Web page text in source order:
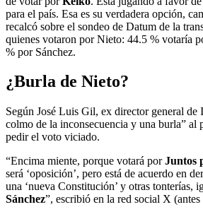
para el país. Esa es su verdadera opción,
recalcó sobre el sondeo de Datum de la
quienes votaron por Nieto: 44.5 % votaría
% por Sánchez.
¿Burla de Nieto?
Según José Luis Gil, ex director general de
colmo de la inconsecuencia y una burla” al
pedir el voto viciado.
“Encima miente, porque votará porJuntos
será ‘oposición’, pero está de acuerdo en
una ‘nueva Constitución’ y otras tonterías,
Sánchez”, escribió en la red social X